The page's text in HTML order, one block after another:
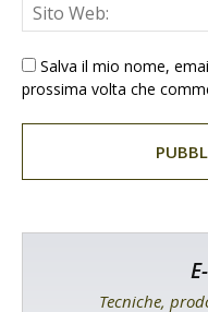
Salva il mio nome,
prossima volta che
Tecniche,